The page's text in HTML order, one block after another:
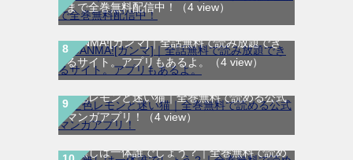
まで全巻無料配信中！
（4 view）
GANMA![ガンマ]｜全話無料で読み放題でき
るサイト。アプリもあるよ。
（4 view）
空色レモンと迷い猫｜全巻無料で読める公式
マンガアプリ！
（4 view）
名無しは一体誰でしょう？｜全巻無料で読め